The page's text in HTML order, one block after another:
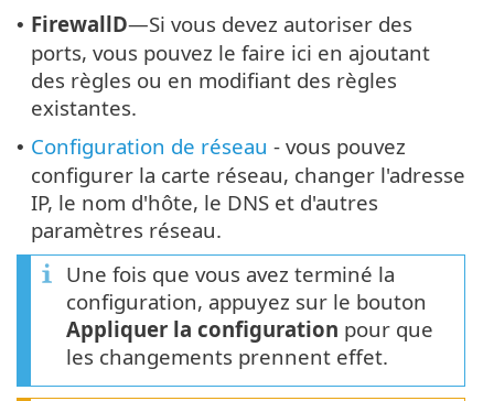
• FirewallD—Si vous devez autoriser des
ports, vous pouvez le faire ici en ajoutant
des règles ou en modifiant des règles
existantes.
• Configuration de réseau - vous pouvez
configurer la carte réseau, changer l'adresse
IP, le nom d'hôte, le DNS et d'autres
paramètres réseau.
Une fois que vous avez terminé la
configuration, appuyez sur le bouton
Appliquer la configuration pour que
les changements prennent effet.